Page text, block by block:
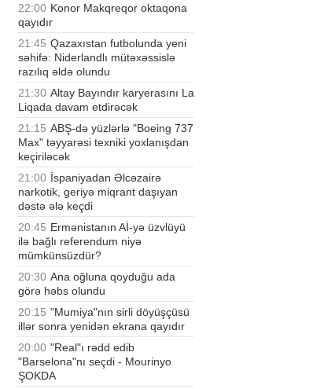
22:00 Konor Makqreqor oktaqona
qayıdır
21:45 Qazaxıstan futbolunda yeni
səhifə: Niderlandlı mütəxəssislə
razılıq əldə olundu
21:30 Altay Bayındır karyerasını La
Liqada davam etdirəcək
21:15 ABŞ-də yüzlərlə "Boeing 737
Max" təyyarəsi texniki yoxlanışdan
keçiriləcək
21:00 İspaniyadan Əlcəzairə
narkotik, geriyə miqrant daşıyan
dəstə ələ keçdi
20:45 Ermənistanın Aİ-yə üzvlüyü
ilə bağlı referendum niyə
mümkünsüzdür?
20:30 Ana oğluna qoyduğu ada
görə həbs olundu
20:15 "Mumiya"nın sirli döyüşçüsü
illər sonra yenidən ekrana qayıdır
20:00 "Real"ı rədd edib
"Barselona"nı seçdi - Mourinyo
ŞOKDA